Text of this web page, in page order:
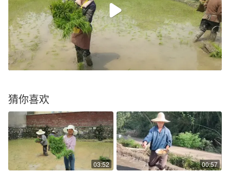
猜你喜欢
03:52 00:57